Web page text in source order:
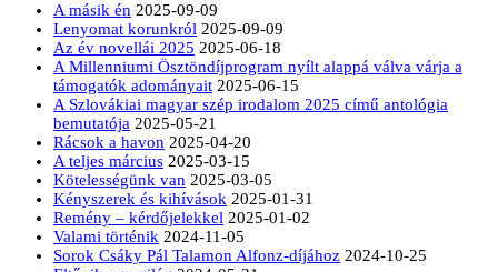
A másik én 2025-09-09
Lenyomat korunkról 2025-09-09
Az év novellái 2025 2025-06-18
A Millenniumi Ösztöndíjprogram nyílt alappá válva várja a
támogatók adományait 2025-06-15
A Szlovákiai magyar szép irodalom 2025 című antológia
bemutatója 2025-05-21
Rácsok a havon 2025-04-20
A teljes március 2025-03-15
Kötelességünk van 2025-03-05
Kényszerek és kihívások 2025-01-31
Remény – kérdőjelekkel 2025-01-02
Valami történik 2024-11-05
Sorok Csáky Pál Talamon Alfonz-díjához 2024-10-25